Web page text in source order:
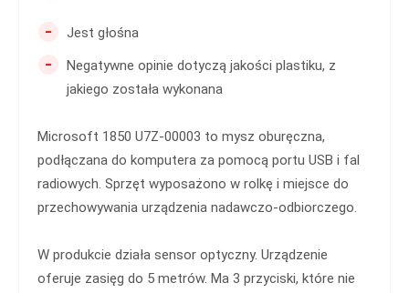
- Jest głośna
-
Negatywne opinie dotyczą jakości plastiku, z
jakiego została wykonana
Microsoft 1850 U7Z-00003 to mysz oburęczna,
podłączana do komputera za pomocą portu USB i fal
radiowych. Sprzęt wyposażono w rolkę i miejsce do
przechowywania urządzenia nadawczo-odbiorczego.
W produkcie działa sensor optyczny. Urządzenie
oferuje zasięg do 5 metrów. Ma 3 przyciski, które nie